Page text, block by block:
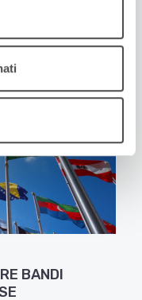
per la
e di
BANDI